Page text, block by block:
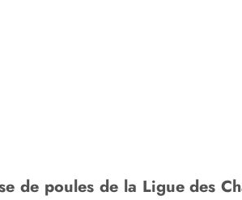
de poules de la Ligue des